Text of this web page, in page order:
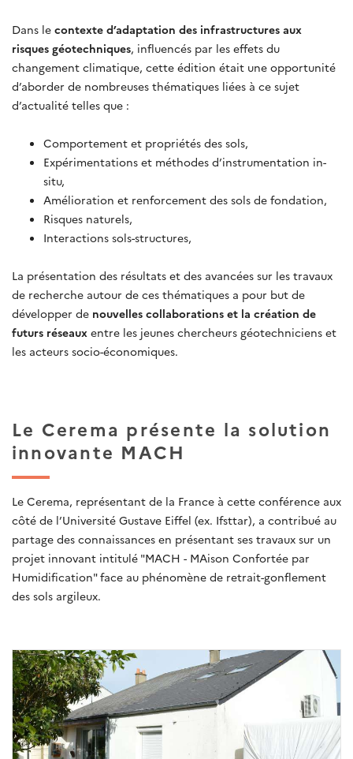
Dans le contexte d’adaptation des infrastructures aux
risques géotechniques, influencés par les effets du
changement climatique, cette édition était une opportunité
d’aborder de nombreuses thématiques liées à ce sujet
d’actualité telles que :
Comportement et propriétés des sols,
Expérimentations et méthodes d’instrumentation in-
situ,
Amélioration et renforcement des sols de fondation,
Risques naturels,
Interactions sols-structures,
La présentation des résultats et des avancées sur les travaux
de recherche autour de ces thématiques a pour but de
développer de nouvelles collaborations et la création de
futurs réseaux entre les jeunes chercheurs géotechniciens et
les acteurs socio-économiques.
Le Cerema présente la solution
innovante MACH
Le Cerema, représentant de la France à cette conférence aux
côté de l’Université Gustave Eiffel (ex. Ifsttar), a contribué au
partage des connaissances en présentant ses travaux sur un
projet innovant intitulé "MACH - MAison Confortée par
Humidification" face au phénomène de retrait-gonflement
des sols argileux.